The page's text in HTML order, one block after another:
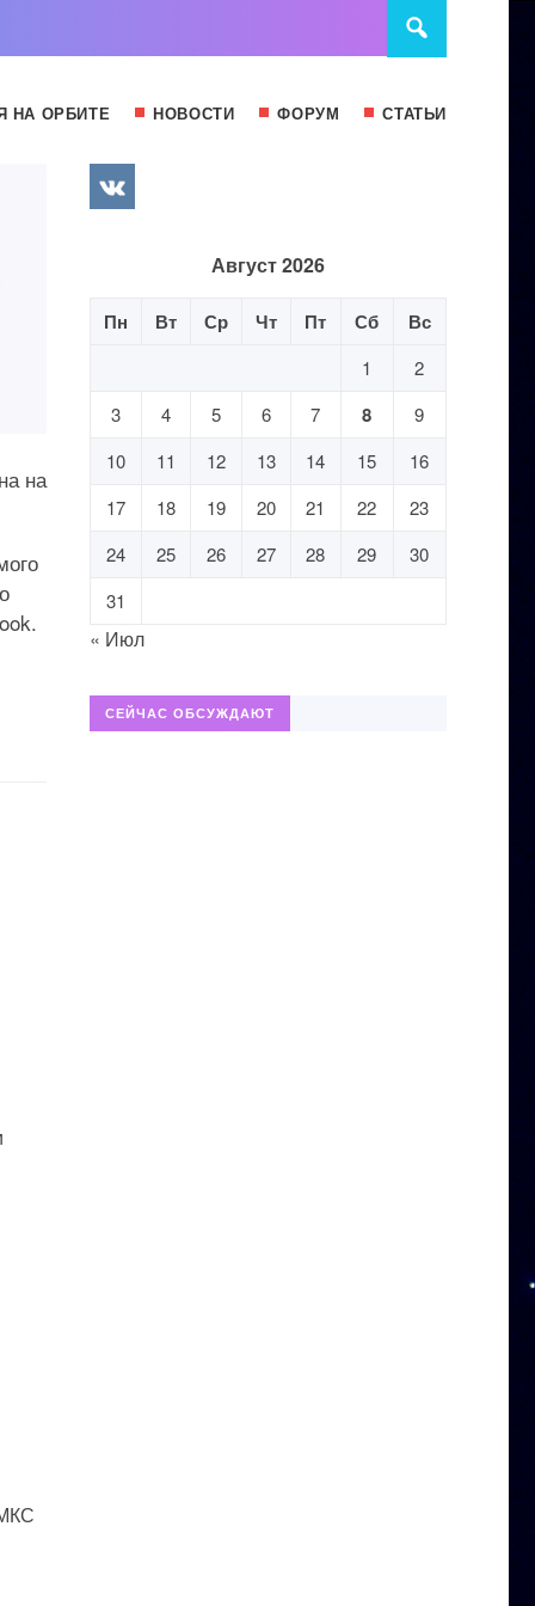
НА ОРБИТЕ НОВОСТИ ФОРУМ СТАТЬИ
на
Август 2026
Пн Вт Ср Чт Пт Сб Вс
1
2
3
4 5 6 7 8
9
10
11 12 13 14 15
16
17
18 19 20 21 22
23
24
25 26 27 28 29
30
31
« Июл
СЕЙЧАС ОБСУЖДАЮТ